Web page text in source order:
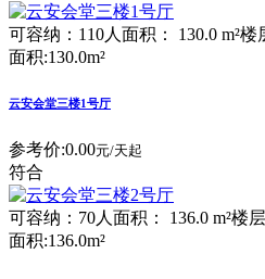
可容纳：110人 面积： 130.0 m²楼
面积:130.0m²
云安会堂三楼1号厅
参考价:0.00元/天起
符合
可容纳：70人 面积： 136.0 m²楼
面积:136.0m²